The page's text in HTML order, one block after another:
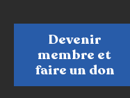
Devenir
membre et
faire un don